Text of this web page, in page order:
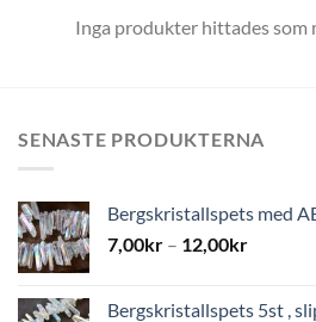
Inga produkter hittades som
SENASTE PRODUKTERNA
Bergskristallspets med
7,00kr – 12,00kr
Bergskristallspets 5st ,